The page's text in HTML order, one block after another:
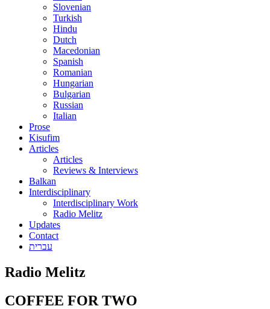
Slovenian
Turkish
Hindu
Dutch
Macedonian
Spanish
Romanian
Hungarian
Bulgarian
Russian
Italian
Prose
Kisufim
Articles
Articles
Reviews & Interviews
Balkan
Interdisciplinary
Interdisciplinary Work
Radio Melitz
Updates
Contact
עברית
Radio Melitz
COFFEE FOR TWO